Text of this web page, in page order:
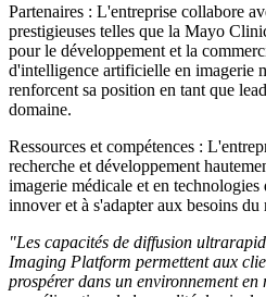
Partenaires : L'entreprise collabore
prestigieuses telles que la Mayo
pour le développement et la
d'intelligence artificielle en imagerie
renforcent sa position en tant que
domaine.
Ressources et compétences :
recherche et développement
imagerie médicale et en
innover et à s'adapter aux besoins du
"Les capacités de diffusion
Imaging Platform permettent aux
prospérer dans un environnement